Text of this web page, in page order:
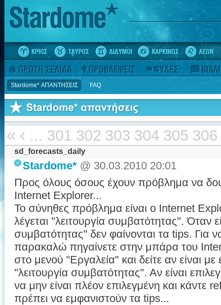
Stardome* ΑΠΑΝΤΗΣΕΙΣ FAQ
« ‹ ... 301 302 303 304 305 306
sd_forecasts_daily
Stardome* @ 30.03.2010 20:01
Προς όλους όσους έχουν πρόβλημα να
Internet Explorer...
Το σύνηθες πρόβλημα είναι ο Internet
λέγεται "λειτουργία συμβατότητας". Όταν
συμβατότητας" δεν φαίνονται τα tips. Για
παρακαλώ πηγαίνετε στην μπάρα του
στο μενού "Εργαλεία" και δείτε αν είναι με
"λειτουργία συμβατότητας". Αν είναι
να μην είναι πλέον επιλεγμένη και κάντε
πρέπει να εμφανιστούν τα tips...